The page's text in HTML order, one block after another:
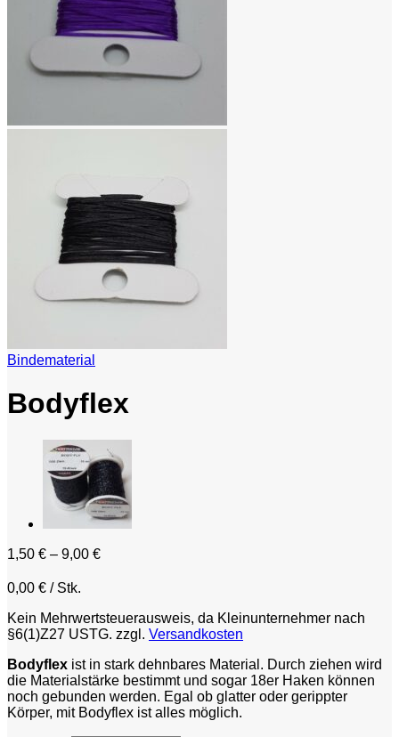
Bindematerial
Bodyflex
1,50 € – 9,00 €
0,00 € / Stk.
Kein Mehrwertsteuerausweis, da Kleinunternehmer nach
§6(1)Z27 USTG. zzgl. Versandkosten
Bodyflex ist in stark dehnbares Material. Durch ziehen wird
die Materialstärke bestimmt und sogar 18er Haken können
noch gebunden werden. Egal ob glatter oder gerippter
Körper, mit Bodyflex ist alles möglich.